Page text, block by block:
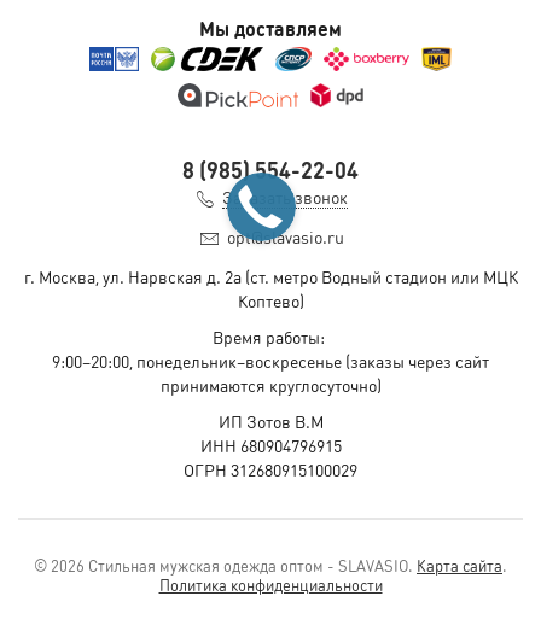
Мы доставляем
8 (985) 554-22-04
Заказать звонок
opt@slavasio.ru
г. Москва, ул. Нарвская д. 2а(ст. метро Водный стадион или МЦК
Коптево)
Время работы:
9:00–20:00, понедельник–воскресенье (заказы через сайт
принимаются круглосуточно)
ИП Зотов В.М
ИНН 680904796915
ОГРН 312680915100029
© 2026 Стильная мужская одежда оптом - SLAVASIO. Карта сайта.
Политика конфиденциальности